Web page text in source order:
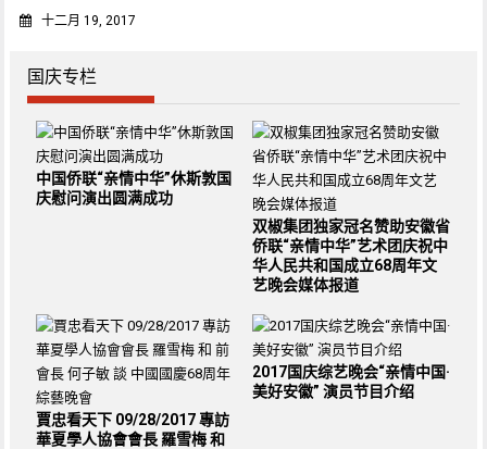
十二月 19, 2017
国庆专栏
中国侨联“亲情中华”休斯敦国
庆慰问演出圆满成功
双椒集团独家冠名赞助安徽省
侨联“亲情中华”艺术团庆祝中
华人民共和国成立68周年文
艺晚会媒体报道
賈忠看天下 09/28/2017 專訪
華夏學人協會會長 羅雪梅 和
2017国庆综艺晚会“亲情中国·
美好安徽” 演员节目介绍